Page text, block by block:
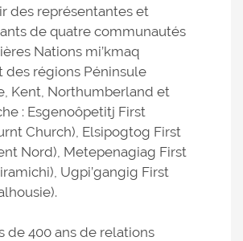
des représentantes et
de quatre communautés
Nations mi’kmaq
des régions Péninsule
Kent, Northumberland et
: Esgenoôpetitj First
Church), Elsipogtog First
Nord), Metepenagiag First
Ugpi’gangig First
de 400 ans de relations